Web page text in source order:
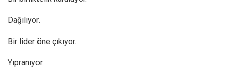
Dağılıyor.
Bir lider öne çıkıyor.
Yıpranıyor.